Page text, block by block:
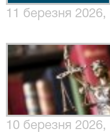
11 березня 2026,
10 березня 2026,